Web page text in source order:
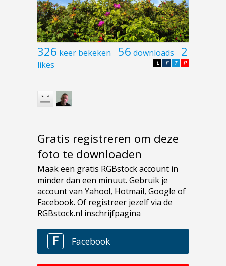
326 keer bekeken 56 downloads 2
likes P
T
F
L
Gratis registreren om deze
foto te downloaden